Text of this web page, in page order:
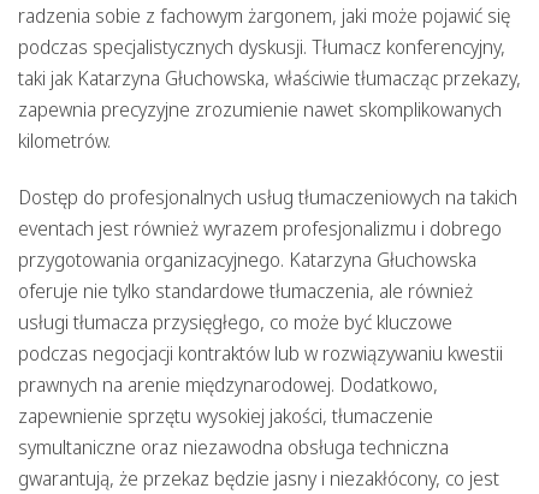
radzenia sobie z fachowym żargonem, jaki może pojawić się
podczas specjalistycznych dyskusji. Tłumacz konferencyjny,
taki jak Katarzyna Głuchowska, właściwie tłumacząc przekazy,
zapewnia precyzyjne zrozumienie nawet skomplikowanych
kilometrów.
Dostęp do profesjonalnych usług tłumaczeniowych na takich
eventach jest również wyrazem profesjonalizmu i dobrego
przygotowania organizacyjnego. Katarzyna Głuchowska
oferuje nie tylko standardowe tłumaczenia, ale również
usługi tłumacza przysięgłego, co może być kluczowe
podczas negocjacji kontraktów lub w rozwiązywaniu kwestii
prawnych na arenie międzynarodowej. Dodatkowo,
zapewnienie sprzętu wysokiej jakości, tłumaczenie
symultaniczne oraz niezawodna obsługa techniczna
gwarantują, że przekaz będzie jasny i niezakłócony, co jest